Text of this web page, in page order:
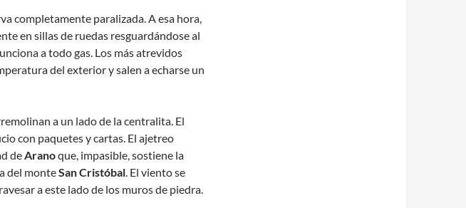
completamente paralizada. A esa hora,
en sillas de ruedas resguardándose al
a todo gas. Los más atrevidos
del exterior y salen a echarse un
a un lado de la centralita. El
con paquetes y cartas. El ajetreo
deAranoque, impasible, sostiene la
del monteSan Cristóbal. El viento se
a este lado de los muros de piedra.